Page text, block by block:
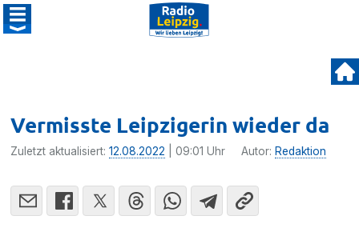
Vermisste Leipzigerin wieder da
Zuletzt aktualisiert:12.08.2022 | 09:01 Uhr Autor: Redaktion